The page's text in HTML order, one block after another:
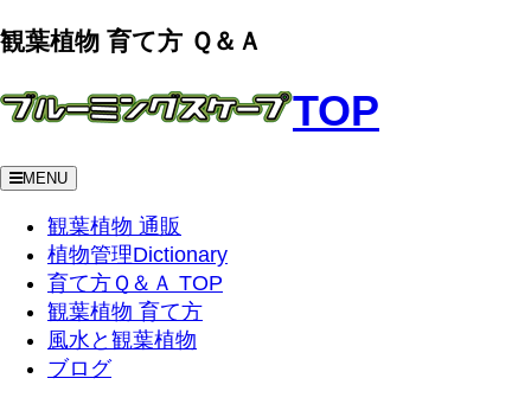
観葉植物 育て方 Ｑ＆Ａ
TOP
MENU
観葉植物 通販
植物管理Dictionary
育て方Ｑ＆Ａ TOP
観葉植物 育て方
風水と観葉植物
ブログ